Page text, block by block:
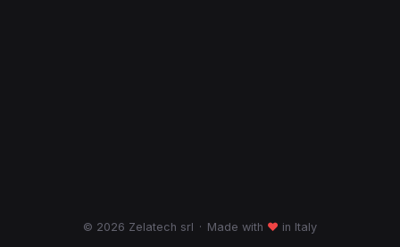
© 2026 Zelatech srl · Made with ♥ in Italy